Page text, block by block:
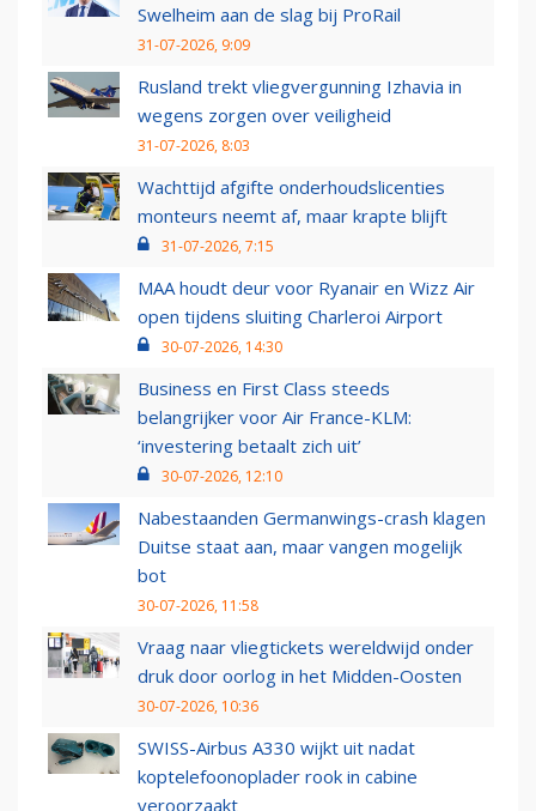
Swelheim aan de slag bij ProRail
31-07-2026, 9:09
Rusland trekt vliegvergunning Izhavia in
wegens zorgen over veiligheid
31-07-2026, 8:03
Wachttijd afgifte onderhoudslicenties
monteurs neemt af, maar krapte blijft
31-07-2026, 7:15
MAA houdt deur voor Ryanair en Wizz Air
open tijdens sluiting Charleroi Airport
30-07-2026, 14:30
Business en First Class steeds
belangrijker voor Air France-KLM:
‘investering betaalt zich uit’
30-07-2026, 12:10
Nabestaanden Germanwings-crash klagen
Duitse staat aan, maar vangen mogelijk
bot
30-07-2026, 11:58
Vraag naar vliegtickets wereldwijd onder
druk door oorlog in het Midden-Oosten
30-07-2026, 10:36
SWISS-Airbus A330 wijkt uit nadat
koptelefoonoplader rook in cabine
veroorzaakt